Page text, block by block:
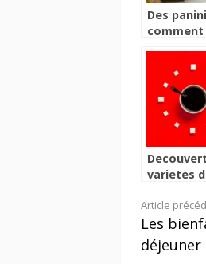
Des
comment
délicieux
varietes
machine
tassimo
Lire
la
Article
Les